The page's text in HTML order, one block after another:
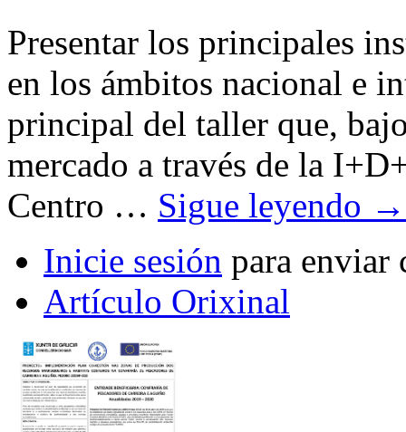
Presentar los principales
en los ámbitos nacional e
principal del taller que,
mercado a través de la
Centro … Sigue leyendo →
Inicie sesión para enviar
Artículo Orixinal